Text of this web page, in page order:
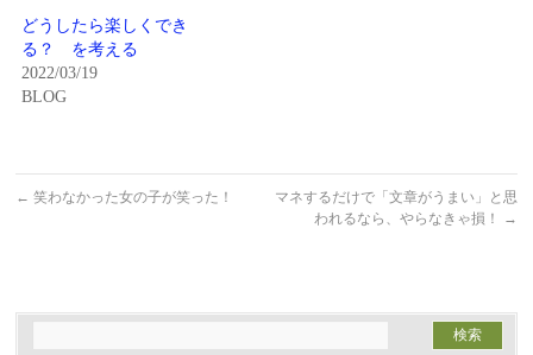
ド
ウ
で
開
き
ま
さ
い
(新
し
い
で
開
き
どうしたら楽しくでき
る？ を考える
2022/03/19
BLOG
← 笑わなかった女の子が笑った！
マネするだけで「文章がうまい」と思
われるなら、やらなきゃ損！
→